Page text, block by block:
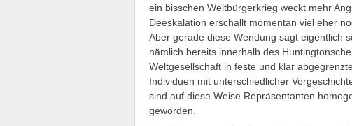
ein bisschen Weltbürgerkrieg weckt mehr
Deeskalation erschallt momentan viel eher
Aber gerade diese Wendung sagt eigentlich
nämlich bereits innerhalb des
Weltgesellschaft in feste und klar
Individuen mit unterschiedlicher
sind auf diese Weise Repräsentanten
geworden.